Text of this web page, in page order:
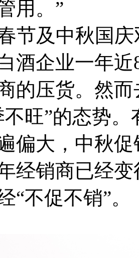
用。”
节及中秋国庆
酒企业一年
的压货。然
不旺”的态势
偏大，中秋
经销商已经
“不促不销”。